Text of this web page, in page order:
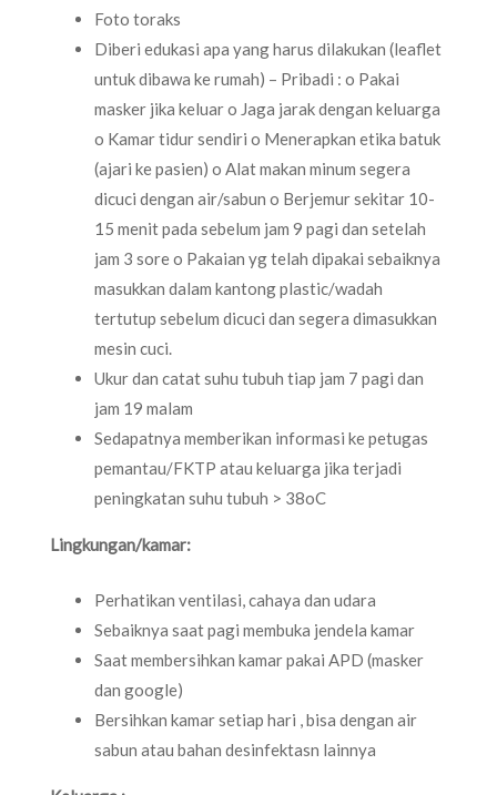
Foto toraks
Diberi edukasi apa yang harus dilakukan (leaflet
untuk dibawa ke rumah) – Pribadi : o Pakai
masker jika keluar o Jaga jarak dengan keluarga
o Kamar tidur sendiri o Menerapkan etika batuk
(ajari ke pasien) o Alat makan minum segera
dicuci dengan air/sabun o Berjemur sekitar 10-
15 menit pada sebelum jam 9 pagi dan setelah
jam 3 sore o Pakaian yg telah dipakai sebaiknya
masukkan dalam kantong plastic/wadah
tertutup sebelum dicuci dan segera dimasukkan
mesin cuci.
Ukur dan catat suhu tubuh tiap jam 7 pagi dan
jam 19 malam
Sedapatnya memberikan informasi ke petugas
pemantau/FKTP atau keluarga jika terjadi
peningkatan suhu tubuh > 38oC
Lingkungan/kamar:
Perhatikan ventilasi, cahaya dan udara
Sebaiknya saat pagi membuka jendela kamar
Saat membersihkan kamar pakai APD (masker
dan google)
Bersihkan kamar setiap hari , bisa dengan air
sabun atau bahan desinfektasn lainnya